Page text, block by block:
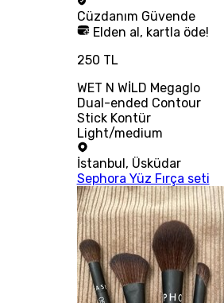
Cüzdanım Güvende
Elden al, kartla öde!
250 TL
WET N WİLD Megaglo
Dual-ended Contour
Stick Kontür
Light/medium
İstanbul, Üsküdar
Sephora Yüz Fırça seti